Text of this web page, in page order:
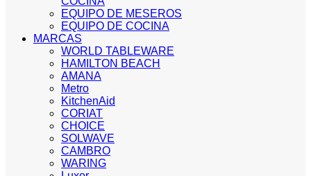
EQUIPO DE MESEROS
EQUIPO DE COCINA
MARCAS
WORLD TABLEWARE
HAMILTON BEACH
AMANA
Metro
KitchenAid
CORIAT
CHOICE
SOLWAVE
CAMBRO
WARING